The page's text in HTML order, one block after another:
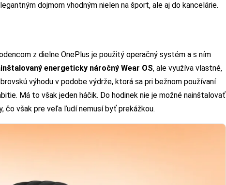
dojmom vhodným nielen na šport, ale aj do kancelárie.
z dielne OnePlus je použitý operačný systém a s ním
energeticky náročný Wear OS, ale využíva vlastné,
výhodu v podobe výdrže, ktorá sa pri bežnom používaní
Má to však jeden háčik. Do hodinek nie je možné nainštalovať
čo však pre veľa ľudí nemusí byť prekážkou.